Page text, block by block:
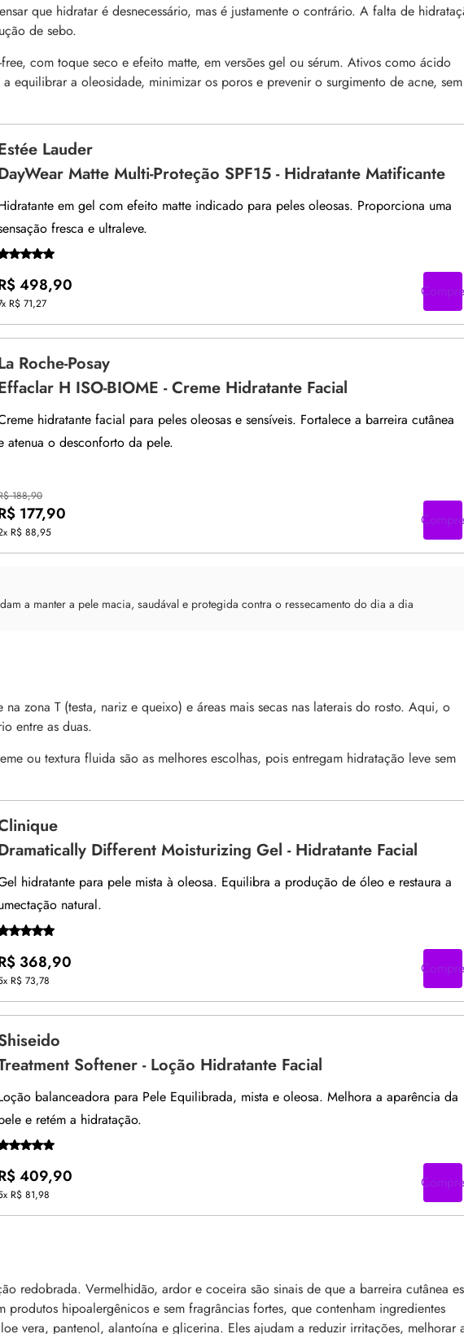
que hidratar é desnecessário, mas é justamente o contrário. A falta de
de sebo.
com toque seco e efeito matte, em versões gel ou sérum. Ativos como ácido
equilibrar a oleosidade, minimizar os poros e prevenir o surgimento de acne, sem
Lauder
Matte Multi-Proteção SPF15 - Hidratante Matificante
em gel com efeito matte indicado para peles oleosas. Proporciona uma
fresca e ultraleve.
498,90
R$ 71,27
Compre
Roche-Posay
H ISO-BIOME - Creme Hidratante Facial
hidratante facial para peles oleosas e sensíveis. Fortalece a barreira cutânea
atenua o desconforto da pele.
188,90
177,90
R$ 88,95
Compre
a manter a pele macia, saudával e protegida contra o ressecamento do dia a dia
na zona T (testa, nariz e queixo) e áreas mais secas nas laterais do rosto. Aqui, o
entre as duas.
ou textura fluida são as melhores escolhas, pois entregam hidratação leve sem
Different Moisturizing Gel - Hidratante Facial
hidratante para pele mista à oleosa. Equilibra a produção de óleo e restaura a
natural.
368,90
R$ 73,78
Compre
Softener - Loção Hidratante Facial
balanceadora para Pele Equilibrada, mista e oleosa. Melhora a aparência da
e retém a hidratação.
409,90
R$ 81,98
Compre
redobrada. Vermelhidão, ardor e coceira são sinais de que a barreira cutânea
produtos hipoalergênicos e sem fragrâncias fortes, que contenham ingredientes
vera, pantenol, alantoína e glicerina. Eles ajudam a reduzir irritações, melhorar